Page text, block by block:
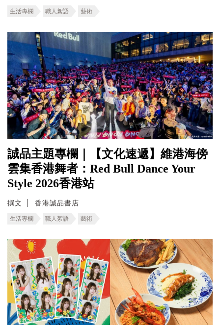
生活專欄 職人絮語 藝術
誠品主題專欄｜【文化速遞】維港海傍
雲集香港舞者：Red Bull Dance Your
Style 2026香港站
撰文 香港誠品書店
生活專欄 職人絮語 藝術